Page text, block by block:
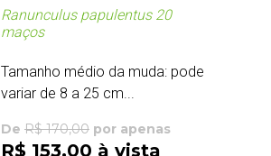
Ranunculus papulentus 20
maços
Tamanho médio da muda: pode
variar de 8 a 25 cm...
De R$ 170,00por apenas
R$ 153,00 à vista